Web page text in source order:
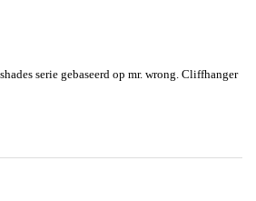
serie gebaseerd op mr. wrong. Cliffhanger